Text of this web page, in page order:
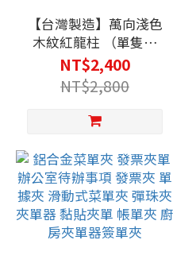
【台灣製造】萬向淺色
木紋紅龍柱 （單隻）
（織帶長200cm）RS-
258LWG 織帶色可換 不
銹鋼伸縮圍欄 伸縮帶欄
柱 紅龍柱 伸縮圍欄柱
NT$2,400
NT$2,800